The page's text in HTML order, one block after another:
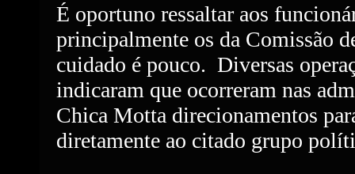
É oportuno ressaltar aos
principalmente os da Comissão
cuidado é pouco. Diversas
indicaram que ocorreram nas
Chica Motta direcionamentos
diretamente ao citado grupo